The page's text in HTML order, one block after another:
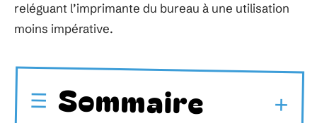
reléguant l’imprimante du bureau à une utilisation
moins impérative.
Sommaire